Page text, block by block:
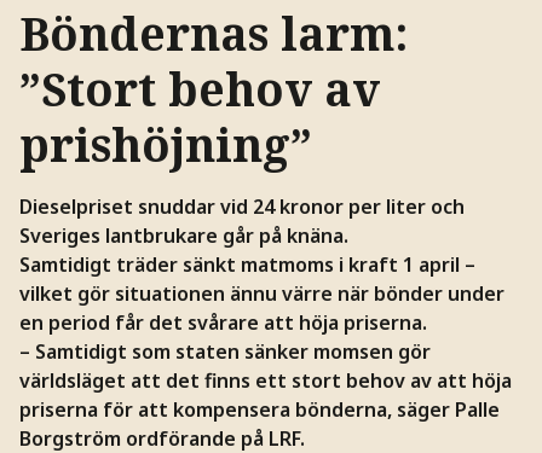
Böndernas larm:
”Stort behov av
prishöjning”
Dieselpriset snuddar vid 24 kronor per liter och
Sveriges lantbrukare går på knäna.
Samtidigt träder sänkt matmoms i kraft 1 april –
vilket gör situationen ännu värre när bönder under
en period får det svårare att höja priserna.
– Samtidigt som staten sänker momsen gör
världsläget att det finns ett stort behov av att höja
priserna för att kompensera bönderna, säger Palle
Borgström ordförande på LRF.